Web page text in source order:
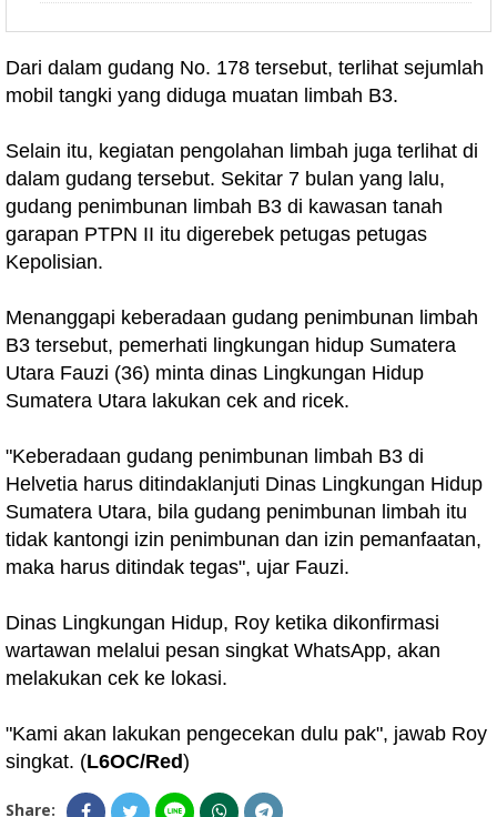
Dari dalam gudang No. 178 tersebut, terlihat sejumlah
mobil tangki yang diduga muatan limbah B3.
Selain itu, kegiatan pengolahan limbah juga terlihat di
dalam gudang tersebut. Sekitar 7 bulan yang lalu,
gudang penimbunan limbah B3 di kawasan tanah
garapan PTPN II itu digerebek petugas petugas
Kepolisian.
Menanggapi keberadaan gudang penimbunan limbah
B3 tersebut, pemerhati lingkungan hidup Sumatera
Utara Fauzi (36) minta dinas Lingkungan Hidup
Sumatera Utara lakukan cek and ricek.
"Keberadaan gudang penimbunan limbah B3 di
Helvetia harus ditindaklanjuti Dinas Lingkungan Hidup
Sumatera Utara, bila gudang penimbunan limbah itu
tidak kantongi izin penimbunan dan izin pemanfaatan,
maka harus ditindak tegas", ujar Fauzi.
Dinas Lingkungan Hidup, Roy ketika dikonfirmasi
wartawan melalui pesan singkat WhatsApp, akan
melakukan cek ke lokasi.
"Kami akan lakukan pengecekan dulu pak", jawab Roy
singkat. (L6OC/Red)
Share: